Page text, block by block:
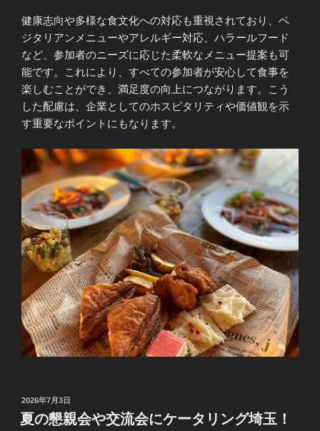
健康志向や多様な食文化への対応も重視されており、ベ
ジタリアンメニューやアレルギー対応、ハラールフード
など、参加者のニーズに応じた柔軟なメニュー提案も可
能です。これにより、すべての参加者が安心して食事を
楽しむことができ、満足度の向上につながります。こう
した配慮は、企業としてのホスピタリティや価値観を示
す重要なポイントにもなります。
投
稿
日:
2026年7月3日
夏の懇親会や交流会にケータリング埼玉！